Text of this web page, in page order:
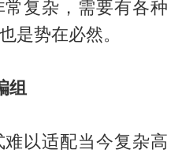
复杂，需要有各种
是势在必然。
组
以适配当今复杂高